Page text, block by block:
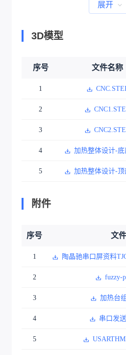
展开
3D模型
序号 文件名称
1
2
3
4 加热整体设计-底
5 加热整体设计-顶
附件
序号 文
1 陶晶驰串口屏资料
2 fuzzy-
3 加热台
4 串口发
5